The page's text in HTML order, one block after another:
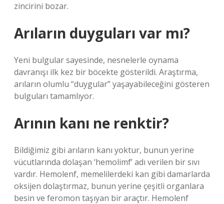
zincirini bozar.
Arıların duyguları var mı?
Yeni bulgular sayesinde, nesnelerle oynama
davranışı ilk kez bir böcekte gösterildi. Araştırma,
arıların olumlu “duygular” yaşayabileceğini gösteren
bulguları tamamlıyor.
Arının kanı ne renktir?
Bildiğimiz gibi arıların kanı yoktur, bunun yerine
vücutlarında dolaşan ‘hemolimf’ adı verilen bir sıvı
vardır. Hemolenf, memelilerdeki kan gibi damarlarda
oksijen dolaştırmaz, bunun yerine çeşitli organlara
besin ve feromon taşıyan bir araçtır. Hemolenf